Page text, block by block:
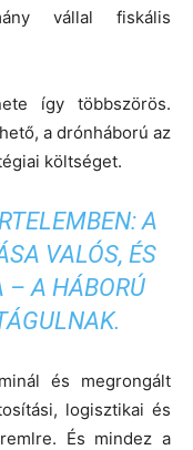
vállal fiskális
így többszörös.
a drónháború az
költséget.
A
VALÓS, ÉS
– A HÁBORÚ
és megrongált
logisztikai és
És mindez a